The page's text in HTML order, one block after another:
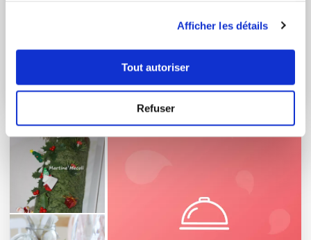
Afficher les détails
Tout autoriser
Refuser
11 Recettes